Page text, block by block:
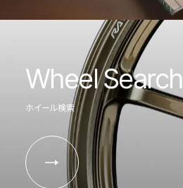
Wheel Search
ホイール検索